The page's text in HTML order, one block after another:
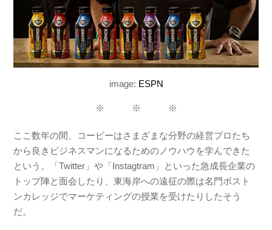
image: ESPN
※ ※ ※
ここ数年の間、コービーはさまざまな分野の経営プロたち
から 良きビジネスマンになるためのノウハウを学んできた
という。「Twitter」や「Instagtram」といった急成長企業の
トップ陣と面会したり、東海岸への遠征の際は名門ボスト
ンカレッジでマーケティングの授業を受けたりしたそう
だ。